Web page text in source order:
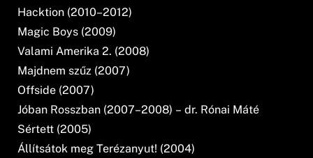
Hacktion (2010–2012)
Magic Boys (2009)
Valami Amerika 2. (2008)
Majdnem szűz (2007)
Offside (2007)
Jóban Rosszban (2007–2008) – dr. Rónai Máté
Sértett (2005)
Állítsátok meg Terézanyut! (2004)